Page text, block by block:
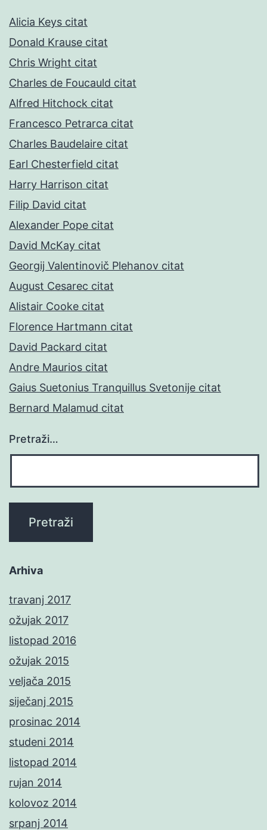
Alicia Keys citat
Donald Krause citat
Chris Wright citat
Charles de Foucauld citat
Alfred Hitchock citat
Francesco Petrarca citat
Charles Baudelaire citat
Earl Chesterfield citat
Harry Harrison citat
Filip David citat
Alexander Pope citat
David McKay citat
Georgij Valentinovič Plehanov citat
August Cesarec citat
Alistair Cooke citat
Florence Hartmann citat
David Packard citat
Andre Maurios citat
Gaius Suetonius Tranquillus Svetonije citat
Bernard Malamud citat
Pretraži…
Arhiva
travanj 2017
ožujak 2017
listopad 2016
ožujak 2015
veljača 2015
siječanj 2015
prosinac 2014
studeni 2014
listopad 2014
rujan 2014
kolovoz 2014
srpanj 2014